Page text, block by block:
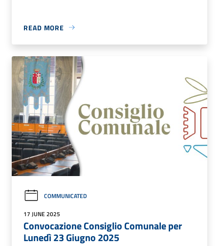
READ MORE
COMMUNICATED
17 JUNE 2025
Convocazione Consiglio Comunale per
Lunedì 23 Giugno 2025